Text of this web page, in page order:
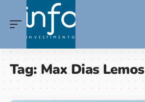
Tag:Max Dias Lemos